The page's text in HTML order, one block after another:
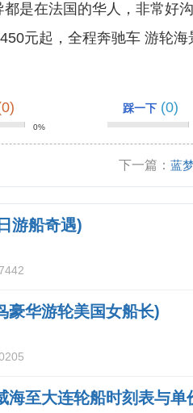
都是在法国的华人，非常好
元起，全程奔驰车 游轮
0%
踩一下 (0)
下一篇：蓝
什么邮轮最
游船奇遇)
豪华游轮美国女船长)
海至大连轮船时刻表与单